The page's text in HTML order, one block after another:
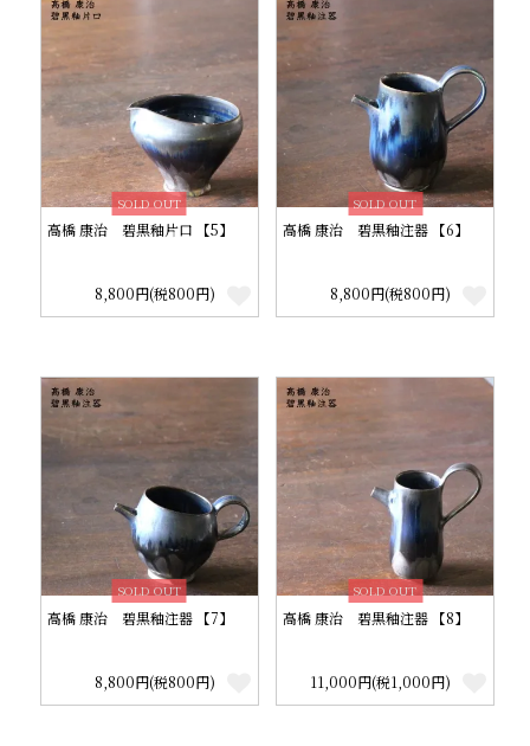
SOLD OUT
高橋 康治 碧黒釉片口 【5】
8,800円(税800円)
SOLD OUT
高橋 康治 碧黒釉注器 【6】
8,800円(税800円)
SOLD OUT
高橋 康治 碧黒釉注器 【7】
8,800円(税800円)
SOLD OUT
高橋 康治 碧黒釉注器 【8】
11,000円(税1,000円)